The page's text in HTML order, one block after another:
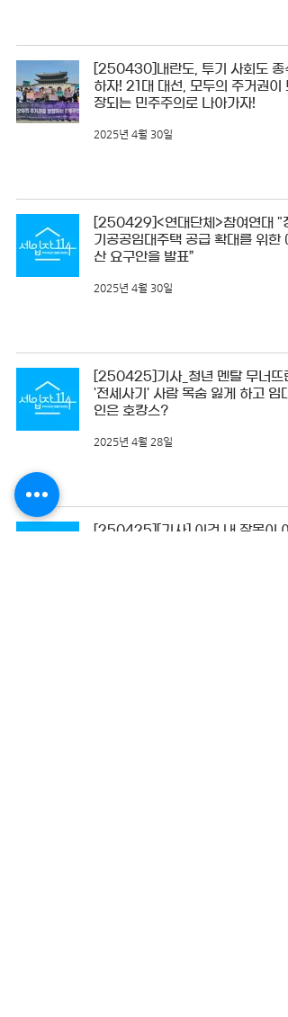
[250430]내란도, 투기 사회도 종
하자! 21대 대선, 모두의 주거권이
장되는 민주주의로 나아가자!
2025년 4월 30일
[250429]<연대단체>참여연대 "장
기공공임대주택 공급 확대를 위한
산 요구안을 발표”
2025년 4월 30일
[250425]기사_청년 멘탈 무너뜨
'전세사기' 사람 목숨 잃게 하고 임대
인은 호캉스?
2025년 4월 28일
[250425][기사] 이건 내 잘못이 아